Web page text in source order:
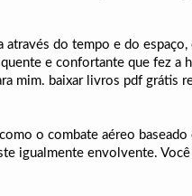
do tempo e do
e confortante que fez a
mim. baixar livros pdf grátis
o combate aéreo baseado
igualmente envolvente.